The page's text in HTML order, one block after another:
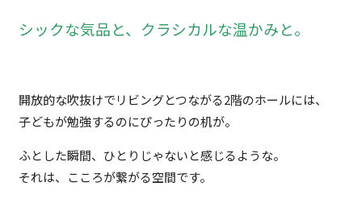
シックな気品と、クラシカルな温かみと。
開放的な吹抜けでリビングとつながる2階のホールには、
子どもが勉強するのにぴったりの机が。
ふとした瞬間、ひとりじゃないと感じるような。
それは、こころが繋がる空間です。